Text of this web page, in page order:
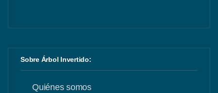
Sobre Árbol Invertido:
Quiénes somos